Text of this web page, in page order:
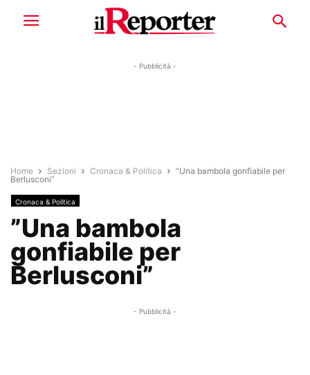
- Pubblicità -
Home Sezioni Cronaca & Politica
”Una bambola gonfiabile per
Berlusconi”
Cronaca & Politica
”Una bambola
gonfiabile per
Berlusconi”
- Pubblicità -